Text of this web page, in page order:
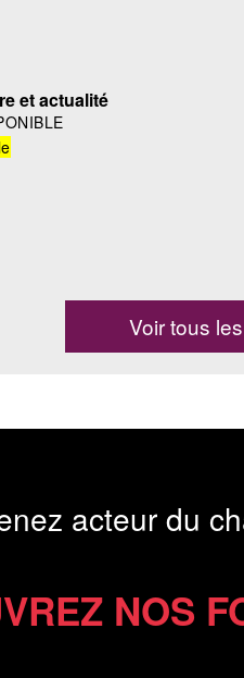
et actualité
Voir tous
acteur du
NOS